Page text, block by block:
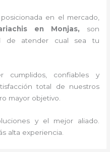
en el mercado,
en Monjas, son
de atender cual sea tu
cumplidos, confiables y
total de nuestros
mayor objetivo.
y el mejor aliado.
alta experiencia.